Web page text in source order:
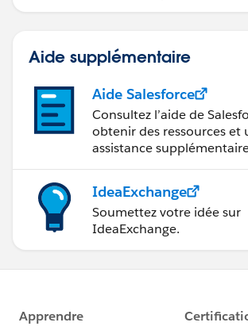
Aide supplémentaire
Aide Salesforce
Consultez l’aide de
obtenir des ressources et
assistance
IdeaExchange
Soumettez votre idée sur
IdeaExchange.